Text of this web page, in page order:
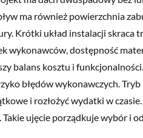
ma również powierzchnia
Krótki układ instalacji skraca
wykonawców, dostępność
balans kosztu i
błędów wykonawczych.
i rozłożyć wydatki w
ujęcie porządkuje wybór i